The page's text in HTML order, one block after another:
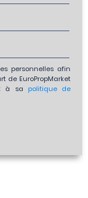
personnelles afin
de EuroPropMarket
à sa politique de